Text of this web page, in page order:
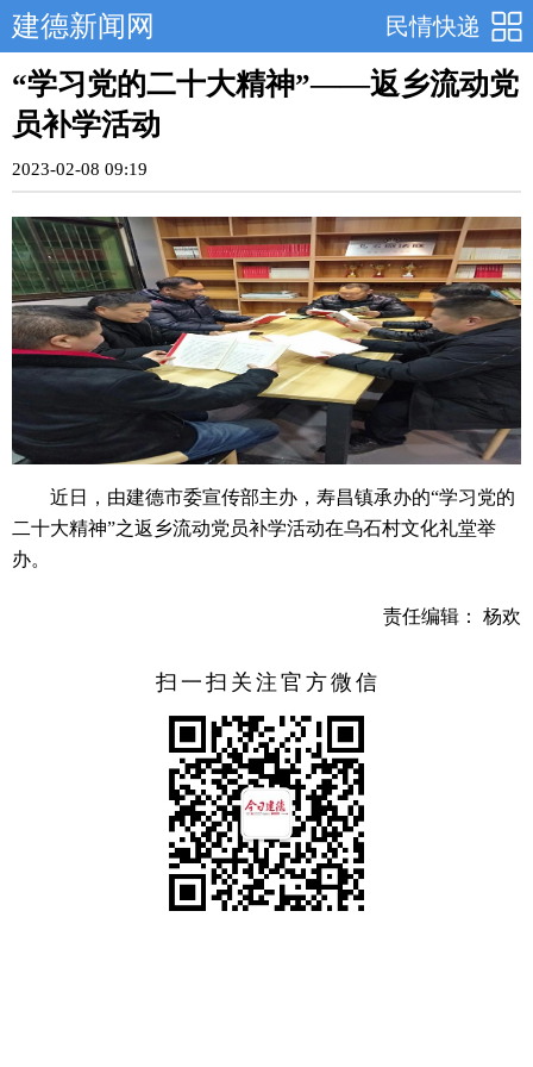
民情快递
建德新闻网
“学习党的二十大精神”——返乡流动党
员补学活动
2023-02-08 09:19
近日，由建德市委宣传部主办，寿昌镇承办的“学习党的
二十大精神”之返乡流动党员补学活动在乌石村文化礼堂举
办。
责任编辑： 杨欢
扫一扫关注官方微信